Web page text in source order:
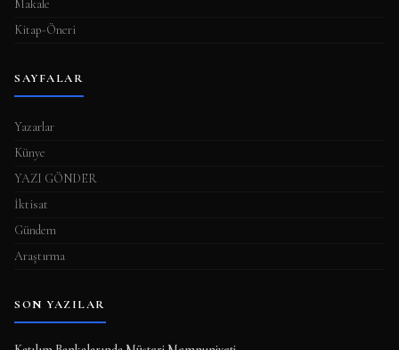
Makale
Kitap-Öneri
SAYFALAR
Yazarlar
Künye
YAZI GÖNDER
İktisat
Gündem
Araştırma
SON YAZILAR